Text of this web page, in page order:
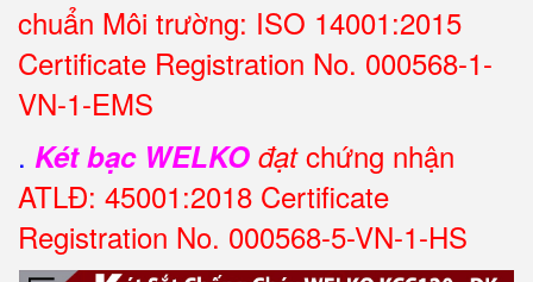
chuẩn Môi trường: ISO 14001:2015
Certificate Registration No. 000568-1-
VN-1-EMS
. Két bạc WELKO đạtchứng nhận
ATLĐ: 45001:2018 Certificate
Registration No. 000568-5-VN-1-HS